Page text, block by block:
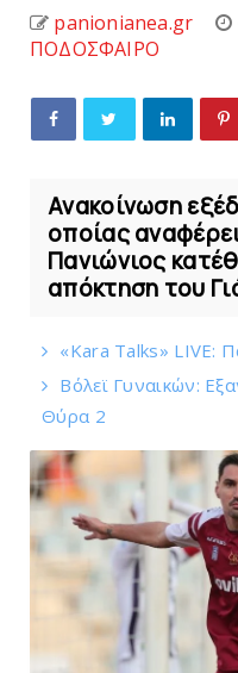
panionianea.gr
ΠΟΔΟΣΦΑΙΡΟ
Ανακοίνωση
οποίας
Πανιώνιος
απόκτηση του
«Kara Talks» LIVE:
Bόλεϊ Γυναικών:
Θύρα 2